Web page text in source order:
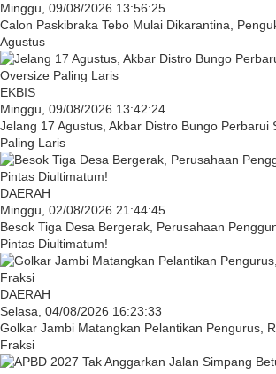
Minggu, 09/08/2026 13:56:25
Calon Paskibraka Tebo Mulai Dikarantina,
Agustus
EKBIS
Minggu, 09/08/2026 13:42:24
Jelang 17 Agustus, Akbar Distro Bungo Perbarui
Paling Laris
DAERAH
Minggu, 02/08/2026 21:44:45
Besok Tiga Desa Bergerak, Perusahaan
Pintas Diultimatum!
DAERAH
Selasa, 04/08/2026 16:23:33
Golkar Jambi Matangkan Pelantikan Pengurus,
Fraksi